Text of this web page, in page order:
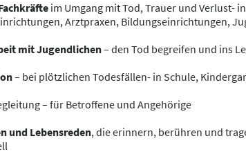
im Umgang mit Tod, Trauer und Verlust-
Arztpraxen, Bildungseinrichtungen,
mit Jugendlichen– den Tod begreifen und ins
– bei plötzlichen Todesfällen- in Schule,
– für Betroffene und Angehörige
und Lebensreden, die erinnern, berühren und